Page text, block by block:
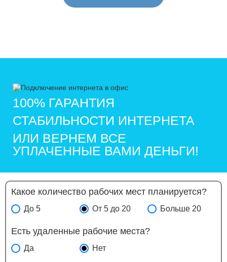
100% ГАРАНТИЯ
СТАБИЛЬНОСТИ ИНТЕРНЕТА
ИЛИ ВЕРНЕМ ВСЕ
УПЛАЧЕННЫЕ ВАМИ ДЕНЬГИ!
Какое количество рабочих мест планируется?
До 5 От 5 до 20 Больше 20
Есть удаленные рабочие места?
Да Нет